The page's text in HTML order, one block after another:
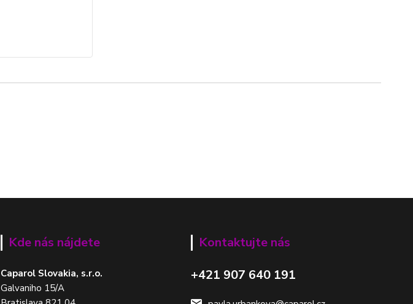
Kde nás nájdete
Caparol Slovakia, s.r.o.
Galvaniho 15/A
Kontaktujte nás
+421 907 640 191